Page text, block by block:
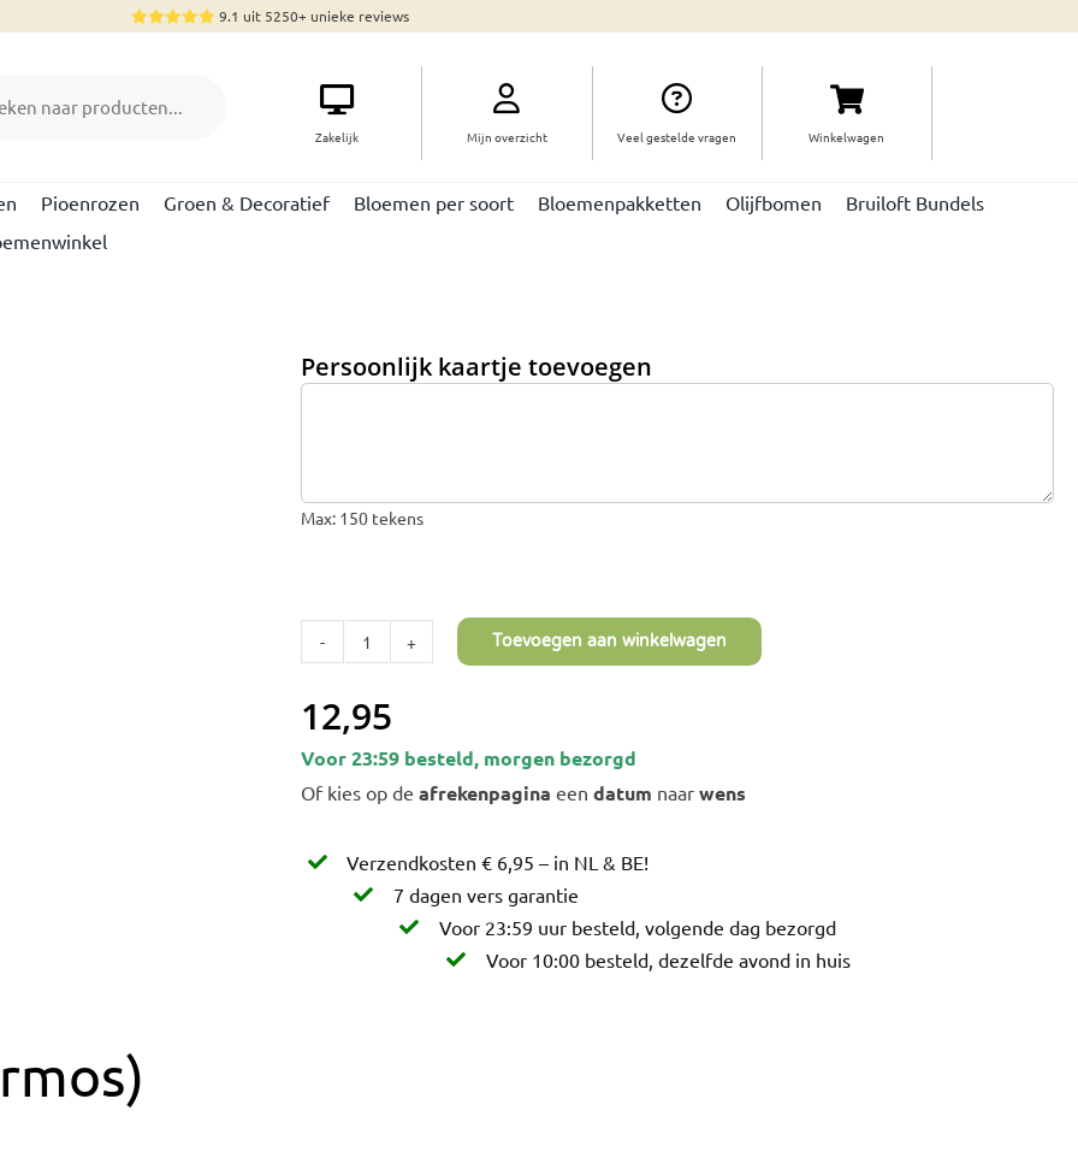
9.1 uit 5250+ unieke reviews
Zakelijk Mijn overzicht Veel gestelde vragen Winkelwagen
Pioenrozen Groen & Decoratief Bloemen per soort Bloemenpakketten Olijfbomen
Bruiloft Bundels
Persoonlijk kaartje toevoegen
Max: 150 tekens
IJslandsmos
aantal
Toevoegen aan winkelwagen
12,95
Voor 23:59 besteld, morgen bezorgd
Of kies op deafrekenpagina eendatum naarwens
Verzendkosten € 6,95 – in NL & BE!
7 dagen vers garantie
Voor 23:59 uur besteld, volgende dag bezorgd
Voor 10:00 besteld, dezelfde avond in huis